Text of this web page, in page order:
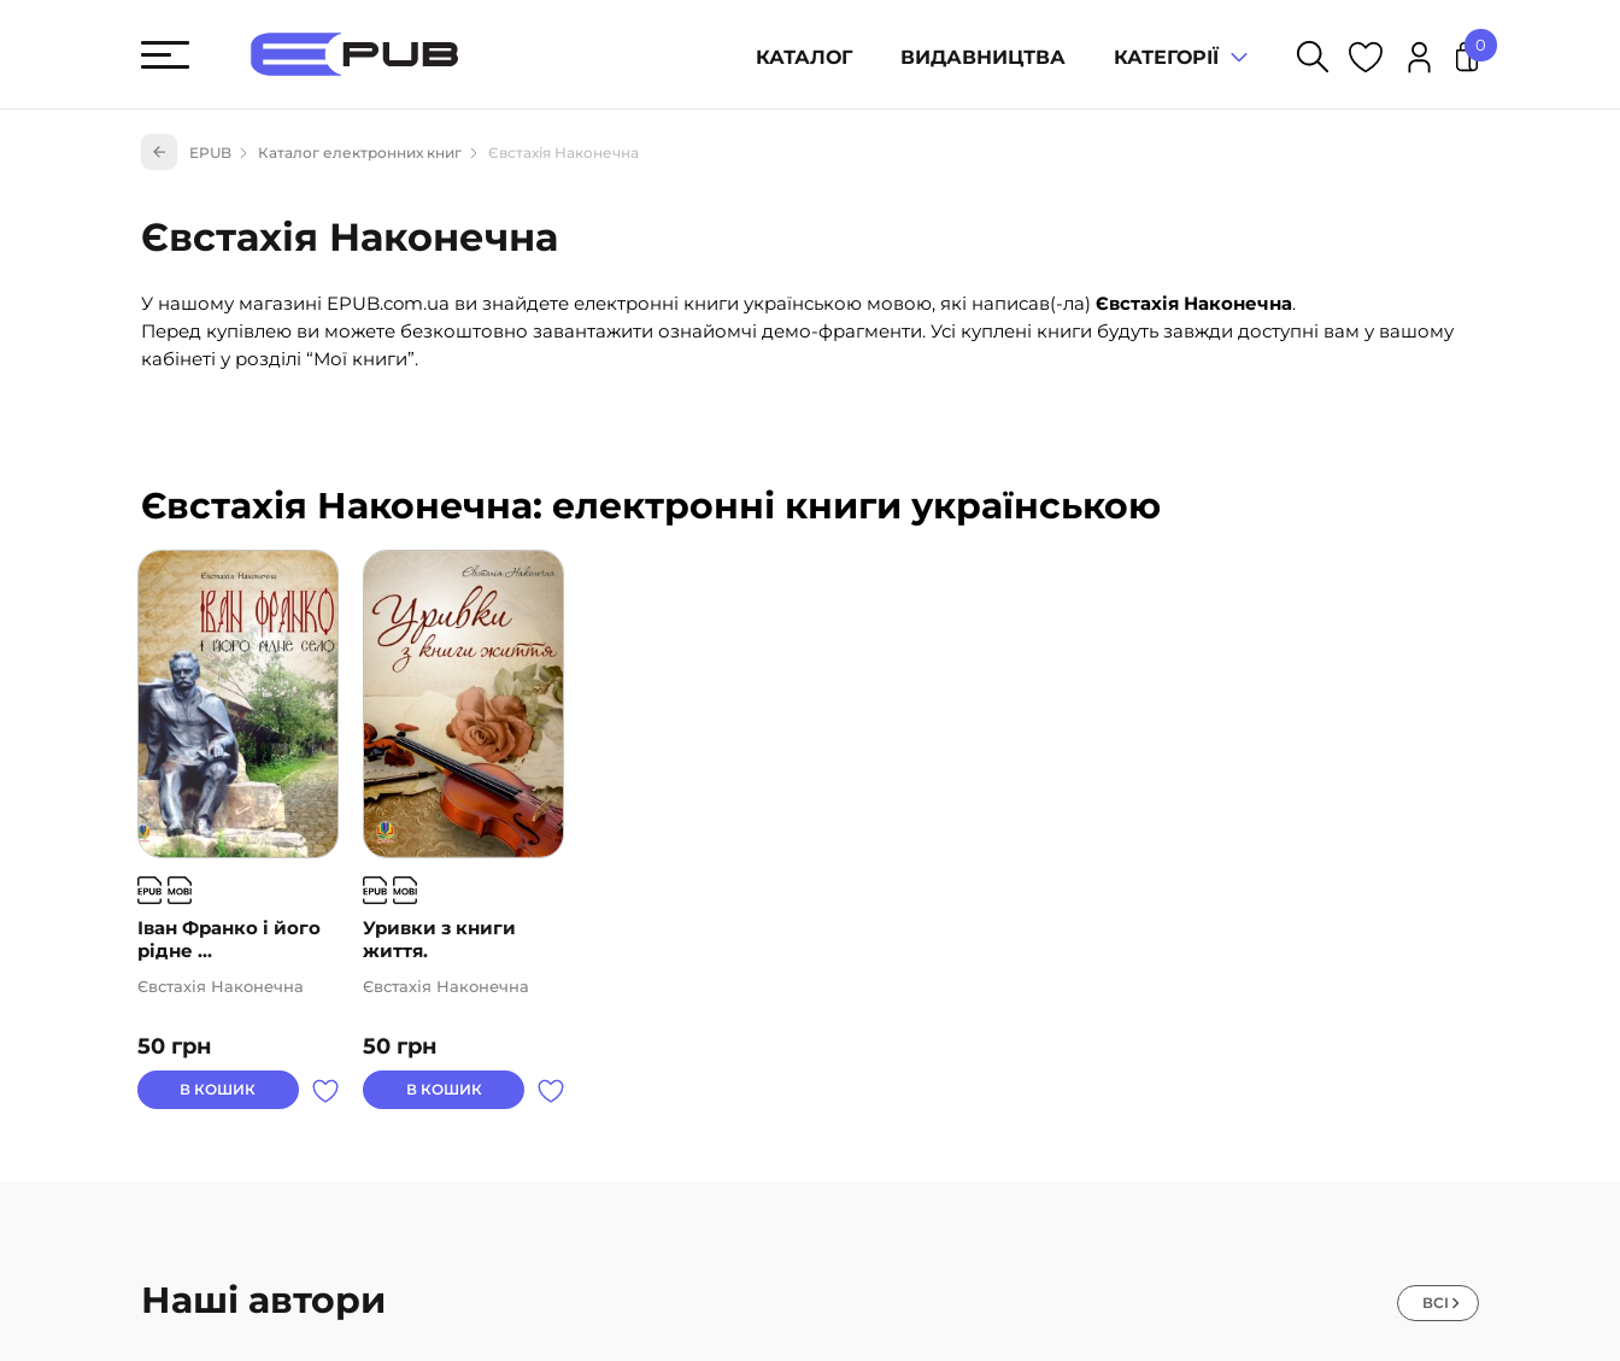
КАТАЛОГ ВИДАВНИЦТВА КАТЕГОРІЇ
Художня література (1854)
Науково-популярна література (1015)
(527)
0
У кошику немає товарів.
EPUB Каталог електронних книг Євстахія Наконечна
Євстахія Наконечна
У нашому магазині EPUB.com.ua ви знайдете електронні книги українською мовою, які написав(-ла) Євстахія Наконечна.
Перед купівлею ви можете безкоштовно завантажити ознайомчі демо-фрагменти. Усі куплені книги будуть завжди доступні вам у вашому
кабінеті у розділі “Мої книги”.
Євстахія Наконечна: електронні книги українською
Іван Франко і його
рідне ...
50 грн
Євстахія Наконечна
В КОШИК
Уривки з книги
життя.
50 грн
Євстахія Наконечна
В КОШИК
Наші автори ВСІ